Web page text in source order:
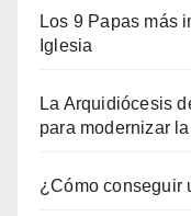
Los 9 Papas más
Iglesia
La Arquidiócesis
para modernizar
¿Cómo conseguir